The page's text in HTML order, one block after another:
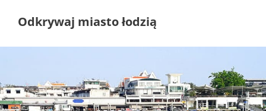
Odkrywaj miasto łodzią